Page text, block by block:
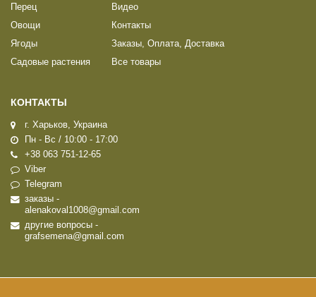
Перец
Овощи
Ягоды
Садовые растения
Видео
Контакты
Заказы, Оплата, Доставка
Все товары
КОНТАКТЫ
г. Харьков, Украина
Пн - Вс / 10:00 - 17:00
+38 063 751-12-65
Viber
Telegram
заказы -
alenakoval1008@gmail.com
другие вопросы -
grafsemena@gmail.com